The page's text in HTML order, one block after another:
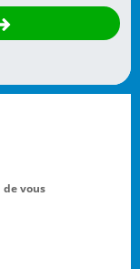
de vous